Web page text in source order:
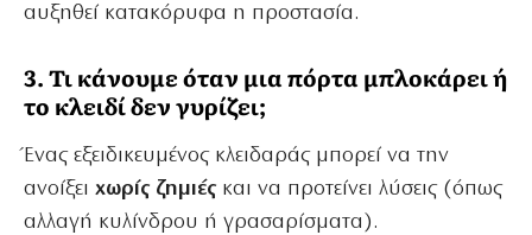
αυξηθεί κατακόρυφα η προστασία.
3. Τι κάνουμε όταν μια πόρτα μπλοκάρει ή
το κλειδί δεν γυρίζει;
Ένας εξειδικευμένος κλειδαράς μπορεί να την
ανοίξει χωρίς ζημιές και να προτείνει λύσεις (όπως
αλλαγή κυλίνδρου ή γρασαρίσματα).